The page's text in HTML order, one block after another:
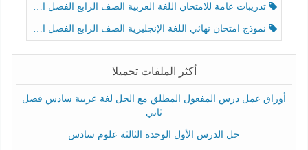
تدريبات عامة للامتحان اللغة العربية الصف الرابع الفصل الثالث
نموذج امتحان نهائي اللغة الإنجليزية الصف الرابع الفصل الثالث
أكثر الملفات تحميلا
أوراق عمل درس المفعول المطلق مع الحل لغة عربية سادس فصل
ثاني
حل الدرس الأول الوحدة الثالثة علوم سادس